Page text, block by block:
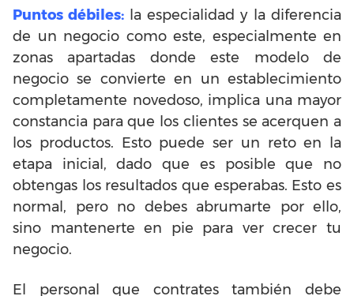
Puntos débiles: la especialidad y la diferencia
de un negocio como este, especialmente en
zonas apartadas donde este modelo de
negocio se convierte en un establecimiento
completamente novedoso, implica una mayor
constancia para que los clientes se acerquen a
los productos. Esto puede ser un reto en la
etapa inicial, dado que es posible que no
obtengas los resultados que esperabas. Esto es
normal, pero no debes abrumarte por ello,
sino mantenerte en pie para ver crecer tu
negocio.
El personal que contrates también debe